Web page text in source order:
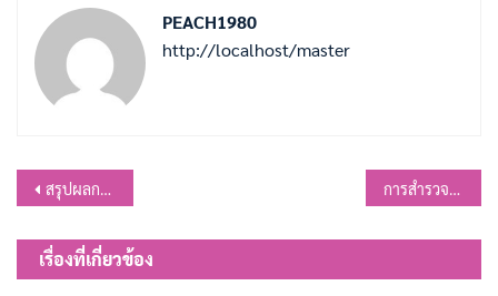
PEACH1980
http://localhost/master
แนะแนว
เรื่อง
สรุปผลการดำเนินงานโครงการกองทุนหลักประกันสุขภาพในระดับท้องถิ่นหรือพื้นที่ อบต.หนองเต่า ประจำปีงบประมาณ 2566 การสำรวจตลาดและฐานข้อมูลตลาด ประจำปี 2567
เรื่องที่เกี่ยวข้อง